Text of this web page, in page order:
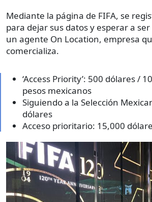
Mediante la página de FIFA, se
para dejar sus datos y esperar a
un agente On Location, empresa
comercializa.
‘Access Priority’: 500 dólares /
pesos mexicanos
Siguiendo a la Selección
dólares
Acceso prioritario: 15,000